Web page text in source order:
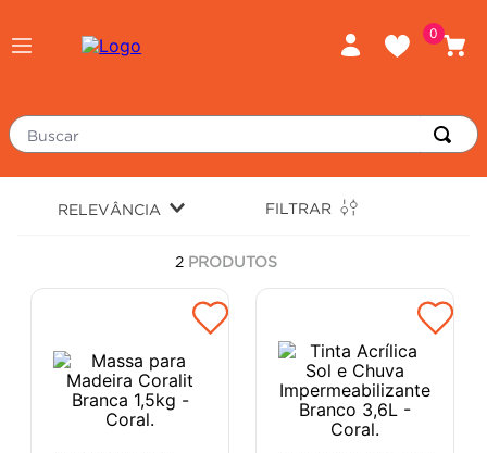
0
Buscar
RELEVÂNCIA FILTRAR
2 PRODUTOS
massa corrida
chuveiro